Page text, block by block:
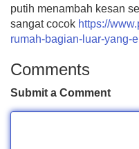
putih menambah kesan
sangat cocok https://
rumah-bagian-luar-yang-
Comments
Submit a Comment